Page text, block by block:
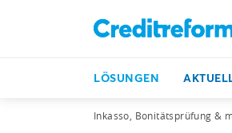
LÖSUNGEN
Inkasso, Bonitätsprüfung &